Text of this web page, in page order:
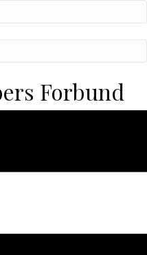
Forbund